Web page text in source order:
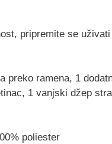
pripremite se
preko ramena, 1
1 vanjski džep
poliester